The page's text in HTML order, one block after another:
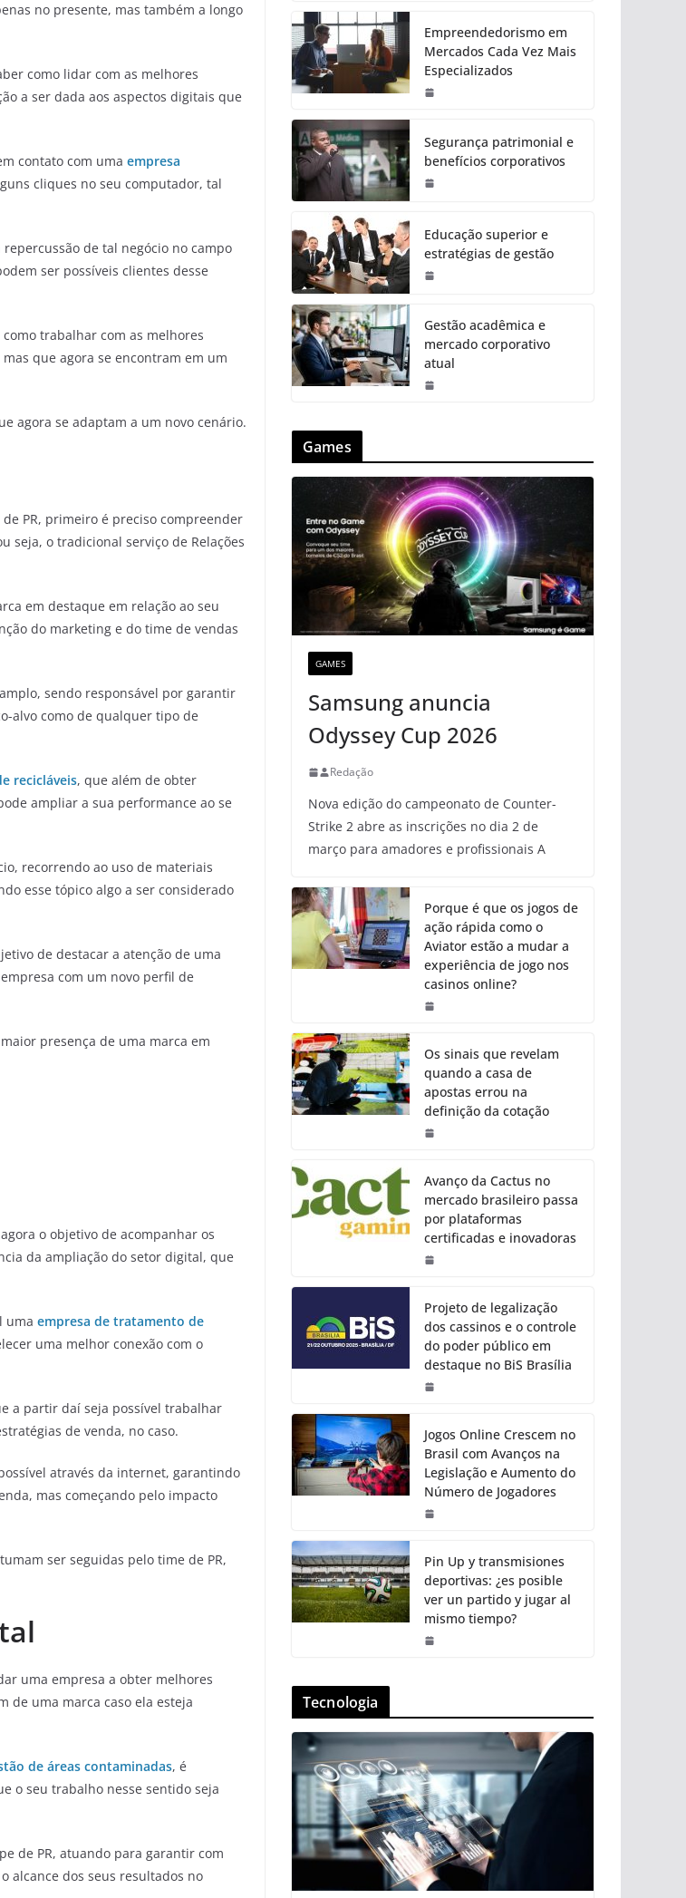
no presente, mas também a longo
como lidar com as melhores
a ser dada aos aspectos digitais que
contato com uma empresa
cliques no seu computador, tal
de tal negócio no campo
ser possíveis clientes desse
trabalhar com as melhores
que agora se encontram em um
agora se adaptam a um novo cenário.
PR, primeiro é preciso compreender
seja, o tradicional serviço de Relações
em destaque em relação ao seu
do marketing e do time de vendas
sendo responsável por garantir
alvo como de qualquer tipo de
recicláveis, que além de obter
ampliar a sua performance ao se
recorrendo ao uso de materiais
esse tópico algo a ser considerado
de destacar a atenção de uma
com um novo perfil de
presença de uma marca em
o objetivo de acompanhar os
da ampliação do setor digital, que
uma empresa de tratamento de
uma melhor conexão com o
a partir daí seja possível trabalhar
de venda, no caso.
através da internet, garantindo
mas começando pelo impacto
ser seguidas pelo time de PR,
uma empresa a obter melhores
de uma marca caso ela esteja
de áreas contaminadas, é
o seu trabalho nesse sentido seja
de PR, atuando para garantir com
alcance dos seus resultados no
Empreendedorismo em
Mercados Cada Vez Mais
Especializados
Segurança patrimonial e
benefícios corporativos
Educação superior e
estratégias de gestão
Gestão acadêmica e
mercado corporativo
atual
Games
GAMES
Samsung anuncia
Odyssey Cup 2026
Redação
Nova edição do campeonato de Counter-
Strike 2 abre as inscrições no dia 2 de
março para amadores e profissionais A
Porque é que os jogos de
ação rápida como o
Aviator estão a mudar a
experiência de jogo nos
casinos online?
Os sinais que revelam
quando a casa de
apostas errou na
definição da cotação
Avanço da Cactus no
mercado brasileiro passa
por plataformas
certificadas e inovadoras
Projeto de legalização
dos cassinos e o controle
do poder público em
destaque no BiS Brasília
Jogos Online Crescem no
Brasil com Avanços na
Legislação e Aumento do
Número de Jogadores
Pin Up y transmisiones
deportivas: ¿es posible
ver un partido y jugar al
mismo tiempo?
Tecnologia